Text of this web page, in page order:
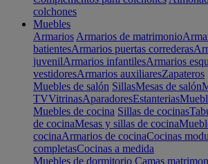
colchones
Muebles
Armarios Armarios de matrimonio
batientesArmarios puertas correderas
juvenilArmarios infantilesArmarios
vestidoresArmarios auxiliaresZapateros
Muebles de salón SillasMesas de salón
TVVitrinasAparadoresEstanterias
Muebles de cocina Sillas de cocinas
de cocinaMesas y sillas de cocina
cocinaArmarios de cocinaCocinas
completasCocinas a medida
Muebles de dormitorio Camas